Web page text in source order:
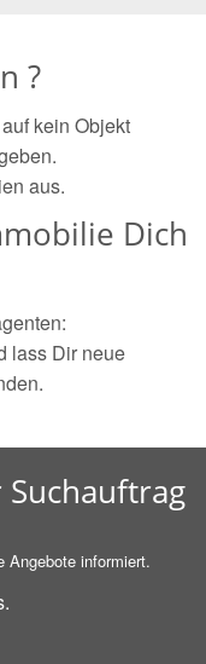
?
kein Objekt
aus.
Dich
lass Dir neue
Angebote informiert.